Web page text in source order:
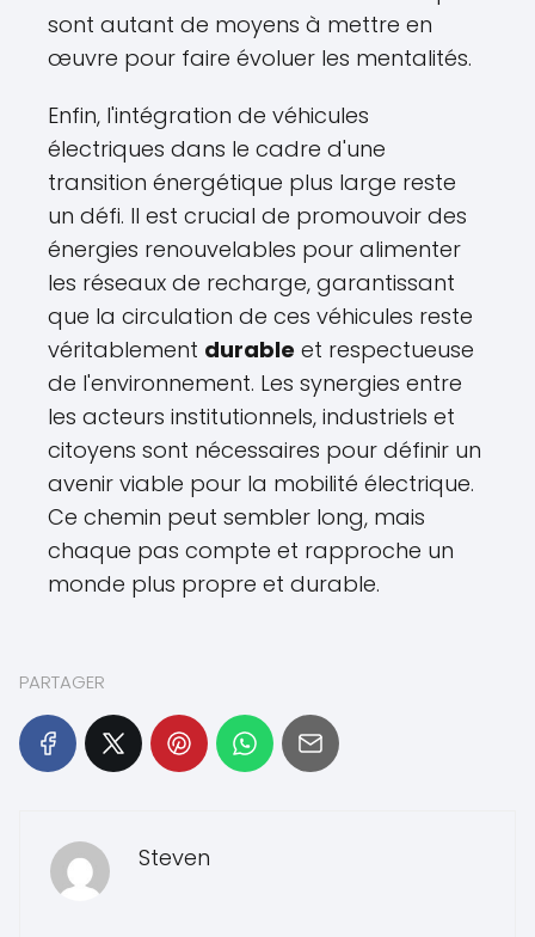
sont autant de moyens à mettre en
œuvre pour faire évoluer les mentalités.
Enfin, l'intégration de véhicules
électriques dans le cadre d'une
transition énergétique plus large reste
un défi. Il est crucial de promouvoir des
énergies renouvelables pour alimenter
les réseaux de recharge, garantissant
que la circulation de ces véhicules reste
véritablement durable et respectueuse
de l'environnement. Les synergies entre
les acteurs institutionnels, industriels et
citoyens sont nécessaires pour définir un
avenir viable pour la mobilité électrique.
Ce chemin peut sembler long, mais
chaque pas compte et rapproche un
monde plus propre et durable.
PARTAGER
Steven